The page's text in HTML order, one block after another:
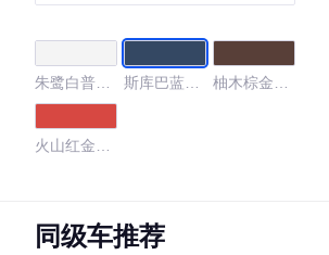
朱鹭白普通
斯库巴蓝金
柚木棕金属
火山红金属
4.41
同级车推荐